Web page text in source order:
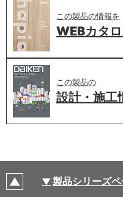
この製品の情報を
WEBカタ
この製品の
設計・施工
製品シリーズ